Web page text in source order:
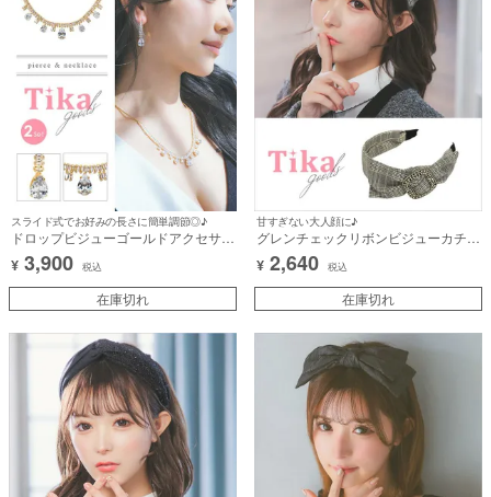
スライド式でお好みの長さに簡単調節◎♪
ドロップビジューゴールドアクセサリ
ー2点セット [ネックレス＋ピアス]
¥ 3,900 税込
在庫切れ
甘すぎない大人顔に♪
グレンチェックリボンビジューカチュ
ーシャヘアアクセサリー
¥ 2,640 税込
在庫切れ